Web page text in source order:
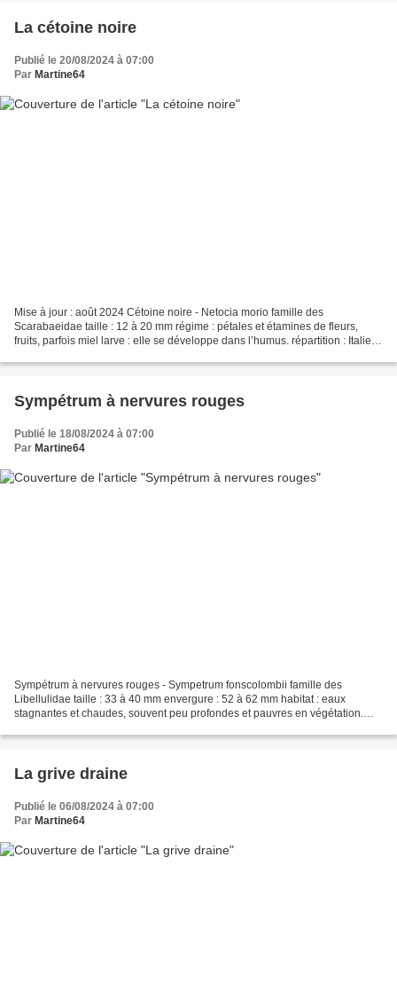
La cétoine noire
Publié le 20/08/2024 à 07:00
Par Martine64
Mise à jour : août 2024 Cétoine noire - Netocia morio famille des
Scarabaeidae taille : 12 à 20 mm régime : pétales et étamines de fleurs,
fruits, parfois miel larve : elle se développe dans l’humus. répartition : Italie,
Sympétrum à nervures rouges
Publié le 18/08/2024 à 07:00
Par Martine64
Sympétrum à nervures rouges - Sympetrum fonscolombii famille des
Libellulidae taille : 33 à 40 mm envergure : 52 à 62 mm habitat : eaux
stagnantes et chaudes, souvent peu profondes et pauvres en végétation.
La grive draine
Publié le 06/08/2024 à 07:00
Par Martine64